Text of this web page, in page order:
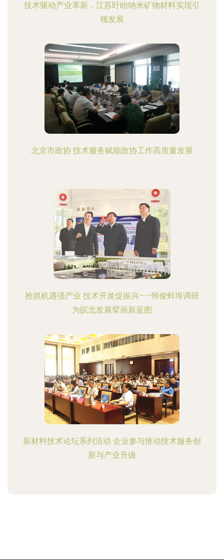
技术驱动产业革新，江苏盱眙纳米矿物材料实现引
领发展
北京市政协 技术服务赋能政协工作高质量发展
抢抓机遇强产业 技术开发促振兴——韩俊蚌埠调研
为皖北发展擘画新蓝图
新材料技术论坛系列活动 企业参与推动技术服务创
新与产业升级